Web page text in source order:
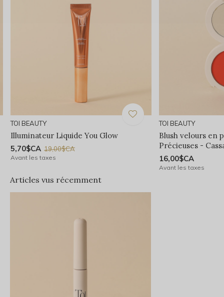
TOI BEAUTY
Illuminateur Liquide You Glow
5,70$CA 19,00$CA
Avant les taxes
TOI BEAUTY
Blush velours en
Précieuses -
16,00$CA
Avant les taxes
Articles vus récemment